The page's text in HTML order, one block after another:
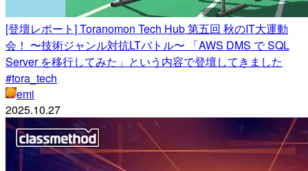
[登壇レポート] Toranomon Tech Hub 第五回 秋のIT大運動
会！ 〜技術ジャンル対抗LTバトル〜 「AWS DMS で SQL
Server を移行してみた」という内容で登壇してきました
#tora_tech
emi
2025.10.27